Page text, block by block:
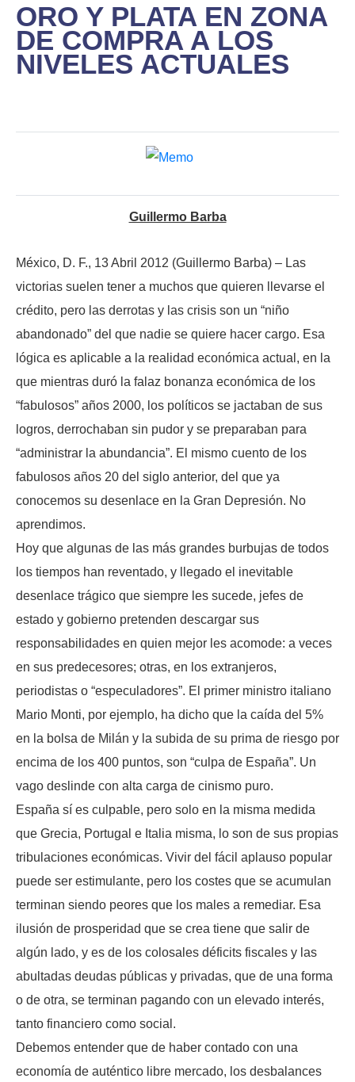
ORO Y PLATA EN ZONA
DE COMPRA A LOS
NIVELES ACTUALES
Guillermo Barba
México, D. F., 13 Abril 2012 (Guillermo Barba) – Las
victorias suelen tener a muchos que quieren llevarse el
crédito, pero las derrotas y las crisis son un “niño
abandonado” del que nadie se quiere hacer cargo. Esa
lógica es aplicable a la realidad económica actual, en la
que mientras duró la falaz bonanza económica de los
“fabulosos” años 2000, los políticos se jactaban de sus
logros, derrochaban sin pudor y se preparaban para
“administrar la abundancia”. El mismo cuento de los
fabulosos años 20 del siglo anterior, del que ya
conocemos su desenlace en la Gran Depresión. No
aprendimos.
Hoy que algunas de las más grandes burbujas de todos
los tiempos han reventado, y llegado el inevitable
desenlace trágico que siempre les sucede, jefes de
estado y gobierno pretenden descargar sus
responsabilidades en quien mejor les acomode: a veces
en sus predecesores; otras, en los extranjeros,
periodistas o “especuladores”. El primer ministro italiano
Mario Monti, por ejemplo, ha dicho que la caída del 5%
en la bolsa de Milán y la subida de su prima de riesgo por
encima de los 400 puntos, son “culpa de España”. Un
vago deslinde con alta carga de cinismo puro.
España sí es culpable, pero solo en la misma medida
que Grecia, Portugal e Italia misma, lo son de sus propias
tribulaciones económicas. Vivir del fácil aplauso popular
puede ser estimulante, pero los costes que se acumulan
terminan siendo peores que los males a remediar. Esa
ilusión de prosperidad que se crea tiene que salir de
algún lado, y es de los colosales déficits fiscales y las
abultadas deudas públicas y privadas, que de una forma
o de otra, se terminan pagando con un elevado interés,
tanto financiero como social.
Debemos entender que de haber contado con una
economía de auténtico libre mercado, los desbalances